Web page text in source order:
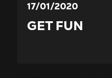
17/01/2020
GET FUN